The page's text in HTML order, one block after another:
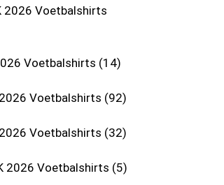
2026 Voetbalshirts
Voetbalshirts 14
Voetbalshirts 92
Voetbalshirts 32
2026 Voetbalshirts 5